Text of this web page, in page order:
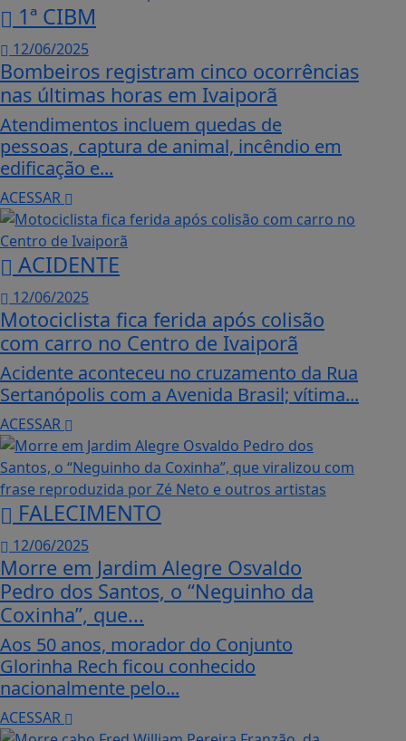
1ª CIBM
12/06/2025
Bombeiros registram cinco ocorrências
nas últimas horas em Ivaiporã
Atendimentos incluem quedas de
pessoas, captura de animal, incêndio em
edificação e...
ACESSAR
ACIDENTE
12/06/2025
Motociclista fica ferida após colisão
com carro no Centro de Ivaiporã
Acidente aconteceu no cruzamento da Rua
Sertanópolis com a Avenida Brasil; vítima...
ACESSAR
FALECIMENTO
12/06/2025
Morre em Jardim Alegre Osvaldo
Pedro dos Santos, o “Neguinho da
Coxinha”, que...
Aos 50 anos, morador do Conjunto
Glorinha Rech ficou conhecido
nacionalmente pelo...
ACESSAR